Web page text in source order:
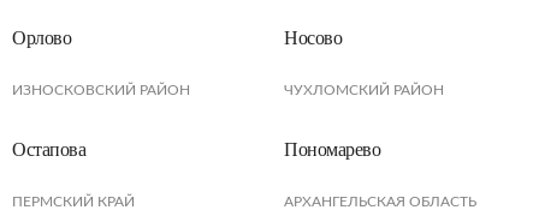
Орлово
ИЗНОСКОВСКИЙ РАЙОН
Носово
ЧУХЛОМСКИЙ РАЙОН
Остапова
ПЕРМСКИЙ КРАЙ
Пономарево
АРХАНГЕЛЬСКАЯ ОБЛАСТЬ